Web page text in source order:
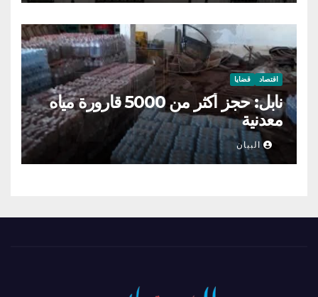
اقتصاد قضايا
نابل: حجز أكثر من 5000 قارورة مياه
معدنية
البيان